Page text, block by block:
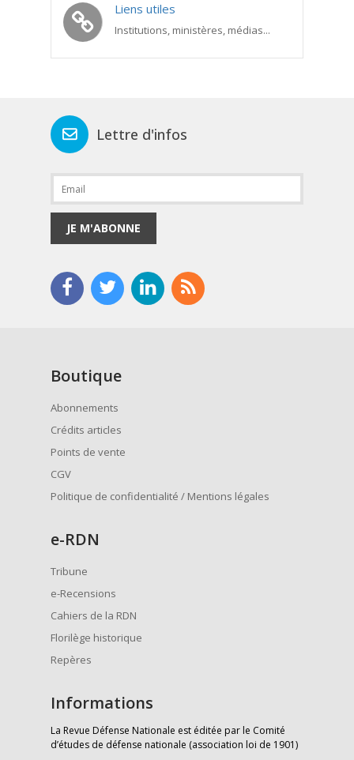
Liens utiles
Institutions, ministères, médias...
Lettre d'infos
JE M'ABONNE
Boutique
Abonnements
Crédits articles
Points de vente
CGV
Politique de confidentialité / Mentions légales
e-RDN
Tribune
e-Recensions
Cahiers de la RDN
Florilège historique
Repères
Informations
La Revue Défense Nationale est éditée par le Comité
d’études de défense nationale (association loi de 1901)